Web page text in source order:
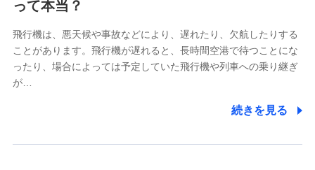
って本当？
飛行機は、悪天候や事故などにより、遅れたり、欠航したりする
ことがあります。飛行機が遅れると、長時間空港で待つことにな
ったり、場合によっては予定していた飛行機や列車への乗り継ぎ
が…
続きを見る